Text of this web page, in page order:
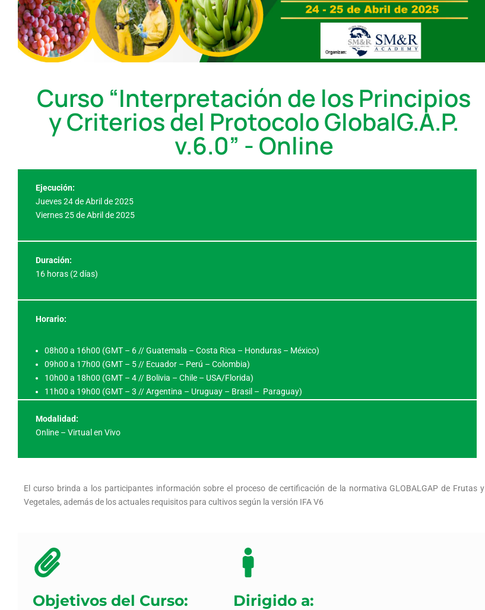
Curso “Interpretación de los Principios
y Criterios del Protocolo GlobalG.A.P.
v.6.0” - Online
Ejecución:
Jueves 24 de Abril de 2025
Viernes 25 de Abril de 2025
Duración:
16 horas (2 días)
Horario:
08h00 a 16h00 (GMT – 6 // Guatemala – Costa Rica – Honduras – México)
09h00 a 17h00 (GMT – 5 // Ecuador – Perú – Colombia)
10h00 a 18h00 (GMT – 4 // Bolivia – Chile – USA/Florida)
11h00 a 19h00 (GMT – 3 // Argentina – Uruguay – Brasil – Paraguay)
Modalidad:
Online – Virtual en Vivo
El curso brinda a los participantes información sobre el proceso de certificación de la normativa GLOBALGAP de Frutas y
Vegetales, además de los actuales requisitos para cultivos según la versión IFA V6
Objetivos del Curso: Dirigido a: